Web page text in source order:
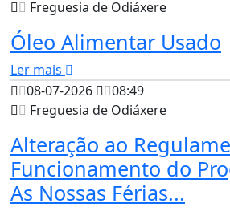
Freguesia de Odiáxere
Óleo Alimentar Usado
Ler mais
08-07-2026
08:49
Freguesia de Odiáxere
Alteração ao
Funcionamento do
As Nossas Férias...